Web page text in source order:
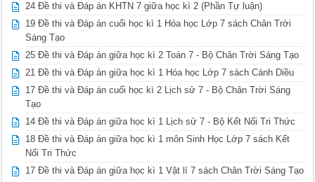
24 Đề thi và Đáp án KHTN 7 giữa học kì 2 (Phần Tự luận)
19 Đề thi và Đáp án cuối học kì 1 Hóa học Lớp 7 sách Chân Trời
Sáng Tạo
25 Đề thi và Đáp án giữa học kì 2 Toán 7 - Bộ Chân Trời Sáng Tạo
21 Đề thi và Đáp án giữa học kì 1 Hóa học Lớp 7 sách Cánh Diều
17 Đề thi và Đáp án cuối học kì 2 Lịch sử 7 - Bộ Chân Trời Sáng
Tạo
14 Đề thi và Đáp án giữa học kì 1 Lịch sử 7 - Bộ Kết Nối Tri Thức
18 Đề thi và Đáp án giữa học kì 1 môn Sinh Học Lớp 7 sách Kết
Nối Tri Thức
17 Đề thi và Đáp án giữa học kì 1 Vật lí 7 sách Chân Trời Sáng Tạo